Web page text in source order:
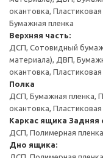
окантовка,
Бумажная пленка
Верхняя часть:
ДСП, Сотовидный
материала), ДВП,
окантовка,
Полка
ДСП, Бумажная пленка,
окантовка,
Каркас ящика Задняя
ДСП, Полимерная пленка
Дно ящика: